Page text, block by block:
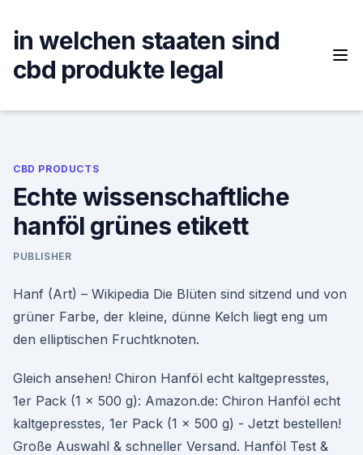
content
in welchen staaten sind
cbd produkte legal
CBD PRODUCTS
Echte wissenschaftliche
hanföl grünes etikett
PUBLISHER
Hanf (Art) – Wikipedia Die Blüten sind sitzend und von
grüner Farbe, der kleine, dünne Kelch liegt eng um
den elliptischen Fruchtknoten.
Gleich ansehen! Chiron Hanföl echt kaltgepresstes,
1er Pack (1 x 500 g): Amazon.de: Chiron Hanföl echt
kaltgepresstes, 1er Pack (1 x 500 g) - Jetzt bestellen!
Große Auswahl & schneller Versand. Hanföl Test &